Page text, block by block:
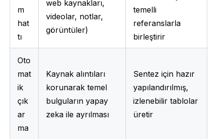
m
hat
tı
web kaynakları,
videolar, notlar,
görüntüler)
temelli
referanslarla
birleştirir
Oto
mat
ik
çık
ar
ma
Kaynak alıntıları
korunarak temel
bulguların yapay
zeka ile ayrılması
Sentez için hazır
yapılandırılmış,
izlenebilir tablolar
üretir